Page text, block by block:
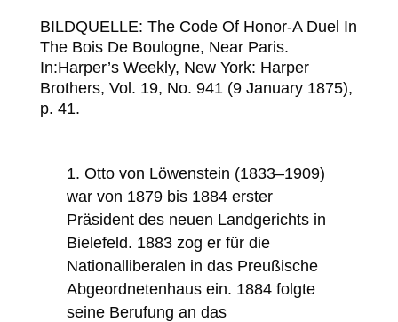
BILDQUELLE: The Code Of Honor-A Duel In
The Bois De Boulogne, Near Paris.
In:Harper’s Weekly, New York: Harper
Brothers, Vol. 19, No. 941 (9 January 1875),
p. 41.
Otto von Löwenstein (1833–1909)
war von 1879 bis 1884 erster
Präsident des neuen Landgerichts in
Bielefeld. 1883 zog er für die
Nationalliberalen in das Preußische
Abgeordnetenhaus ein. 1884 folgte
seine Berufung an das